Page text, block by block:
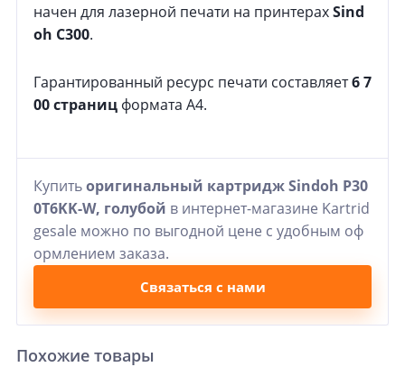
начен для лазерной печати на принтерахSind
oh C300.
Гарантированный ресурс печати составляет6 7
00 страниц формата A4.
Купитьоригинальный картридж Sindoh P30
0T6KK-W, голубой в интернет-магазине Kartrid
gesale можно по выгодной цене с удобным оф
ормлением заказа.
Связаться с нами
Похожие товары